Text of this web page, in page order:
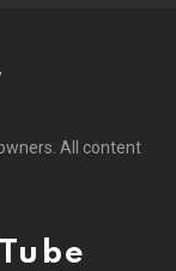
All content